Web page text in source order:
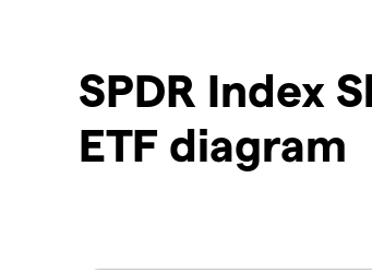
SPDR Index
ETF diagram